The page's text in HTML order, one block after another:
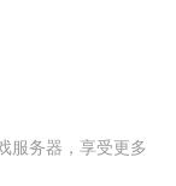
服务器，享受更多